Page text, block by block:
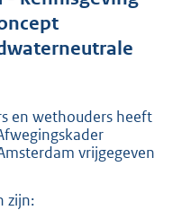
o
t
2
5
9
b
en wethouders heeft
vrijgegeven
zijn: